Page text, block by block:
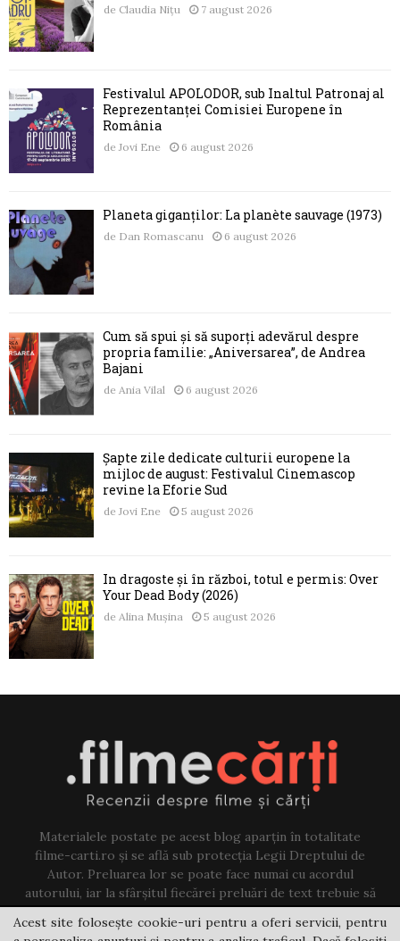
de Claudia Nițu 7 august 2026
Festivalul APOLODOR, sub Înaltul Patronaj al
Reprezentanței Comisiei Europene în
România
de Jovi Ene 6 august 2026
Planeta giganților: La planète sauvage (1973)
de Dan Romascanu 6 august 2026
Cum să spui și să suporți adevărul despre
propria familie: „Aniversarea”, de Andrea
Bajani
de Ania Vilal 6 august 2026
Șapte zile dedicate culturii europene la
mijloc de august: Festivalul Cinemascop
revine la Eforie Sud
de Jovi Ene 5 august 2026
În dragoste și în război, totul e permis: Over
Your Dead Body (2026)
de Alina Mușina 5 august 2026
Materialele postate pe acest blog aparțin în totalitate
filme-carti.ro și se află sub protecția Legii Dreptului de
Autor. Preluarea lor se poate face numai cu acordul
autorului, iar la sfârșitul fiecărei preluări de text trebuie să
existe un link către acest blog.
Acest site folosește cookie-uri pentru a oferi servicii, pentru